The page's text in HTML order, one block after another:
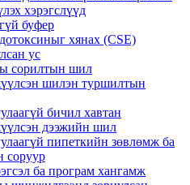
хэрэгслүүд
буфер
хянах (CSE)
ус
сорилтын шил
шилэн туршилтын
бичил хавтан
дээжийн шил
пипеткийн зөвлөмж ба
соруур
ба програм хангамж